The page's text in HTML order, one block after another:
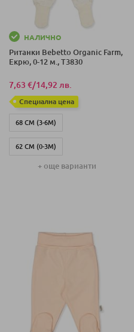
НАЛИЧНО
Ританки Bebetto Organic Farm,
Екрю, 0-12 м., T3830
7,63 €/14,92 лв.
Специална цена
68 СМ (3-6М)
62 СМ (0-3М)
80 СМ (9-12М)
+ още варианти